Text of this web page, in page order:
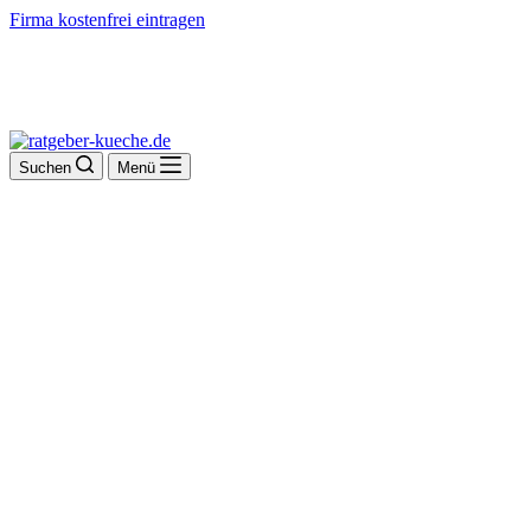
Firma kostenfrei eintragen
Suchen Menü